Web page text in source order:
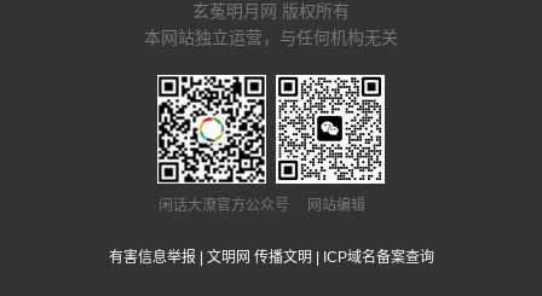
玄菟明月网 版权所有
本网站独立运营，与任何机构无关
闲话大潦官方公众号 网站编辑
有害信息举报 文明网 传播文明 ICP域名备案查询